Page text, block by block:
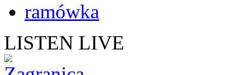
ramówka
LISTEN LIVE